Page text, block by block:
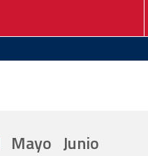
Mayo Junio